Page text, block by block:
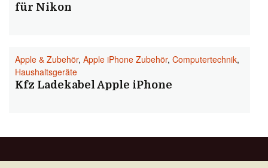
für Nikon
Apple & Zubehör, Apple iPhone Zubehör, Computertechnik,
Haushaltsgeräte
Kfz Ladekabel Apple iPhone